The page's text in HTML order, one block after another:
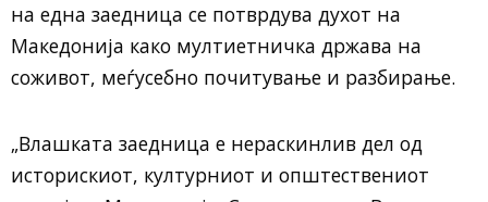
на една заедница се потврдува духот на
Македонија како мултиетничка држава на
соживот, меѓусебно почитување и разбирање.
„Влашката заедница е нераскинлив дел од
историскиот, културниот и општествениот